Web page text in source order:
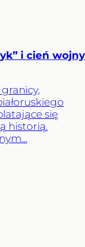
i cień wojny
się
historią.